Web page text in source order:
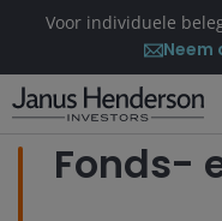
Voor individuele
Fonds-